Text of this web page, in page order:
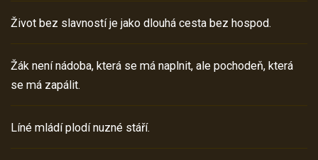
Život bez slavností je jako dlouhá cesta bez hospod.
Žák není nádoba, která se má naplnit, ale pochodeň, která
se má zapálit.
Líné mládí plodí nuzné stáří.